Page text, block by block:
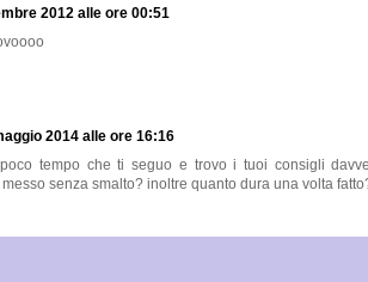
2012 alle ore 00:51
2014 alle ore 16:16
tempo che ti seguo e trovo i tuoi consigli
senza smalto? inoltre quanto dura una volta